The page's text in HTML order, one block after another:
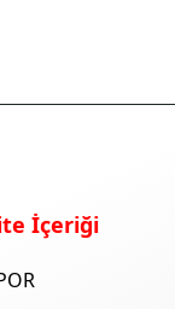
İçeriği